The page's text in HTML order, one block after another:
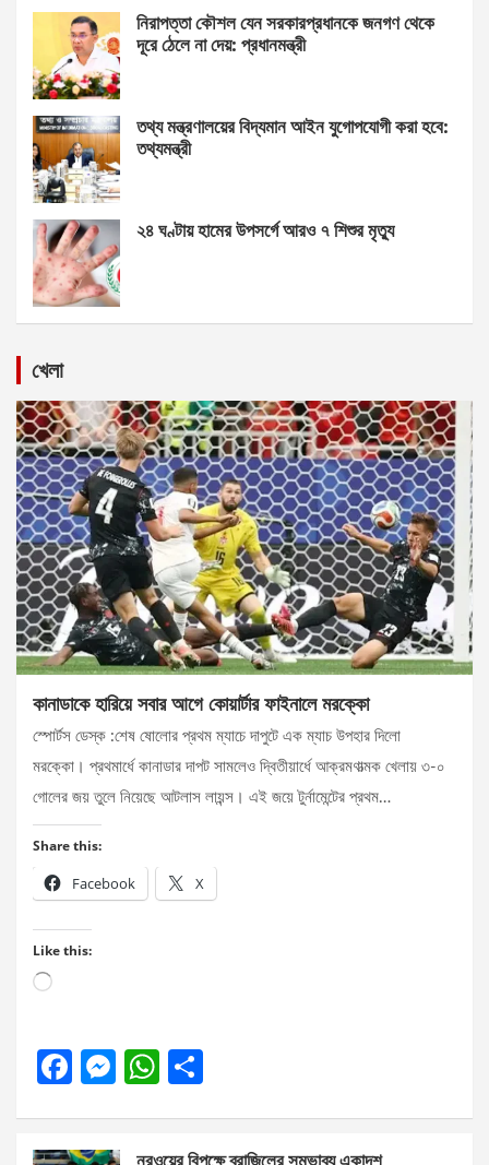
নিরাপত্তা কৌশল যেন সরকারপ্রধানকে জনগণ থেকে
দূরে ঠেলে না দেয়: প্রধানমন্ত্রী
তথ্য মন্ত্রণালয়ের বিদ্যমান আইন যুগোপযোগী করা হবে:
তথ্যমন্ত্রী
২৪ ঘণ্টায় হামের উপসর্গে আরও ৭ শিশুর মৃত্যু
খেলা
কানাডাকে হারিয়ে সবার আগে কোয়ার্টার ফাইনালে মরক্কো
স্পোর্টস ডেস্ক :শেষ ষোলোর প্রথম ম্যাচে দাপুটে এক ম্যাচ উপহার দিলো
মরক্কো। প্রথমার্ধে কানাডার দাপট সামলেও দ্বিতীয়ার্ধে আক্রমণাত্মক খেলায় ৩-০
গোলের জয় তুলে নিয়েছে আটলাস লায়ন্স। এই জয়ে টুর্নামেন্টের প্রথম…
Share this:
Facebook X
Like this:
Loading…
F
M W